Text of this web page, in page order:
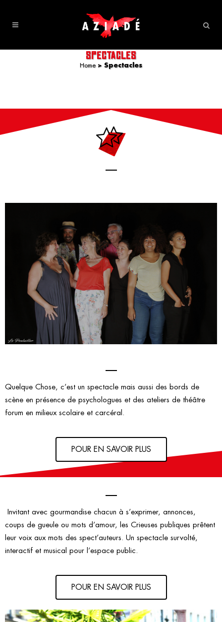
SPECTACLES
Home> Spectacles
Quelque Chose, c’est un spectacle mais aussi des bords de
scène en présence de psychologues et des ateliers de théâtre
forum en milieux scolaire et carcéral.
POUR EN SAVOIR PLUS
Invitant avec gourmandise chacun à s’exprimer, annonces,
coups de gueule ou mots d’amour, les Crieuses publiques prêtent
leur voix aux mots des spect’auteurs. Un spectacle survolté,
interactif et musical pour l’espace public.
POUR EN SAVOIR PLUS